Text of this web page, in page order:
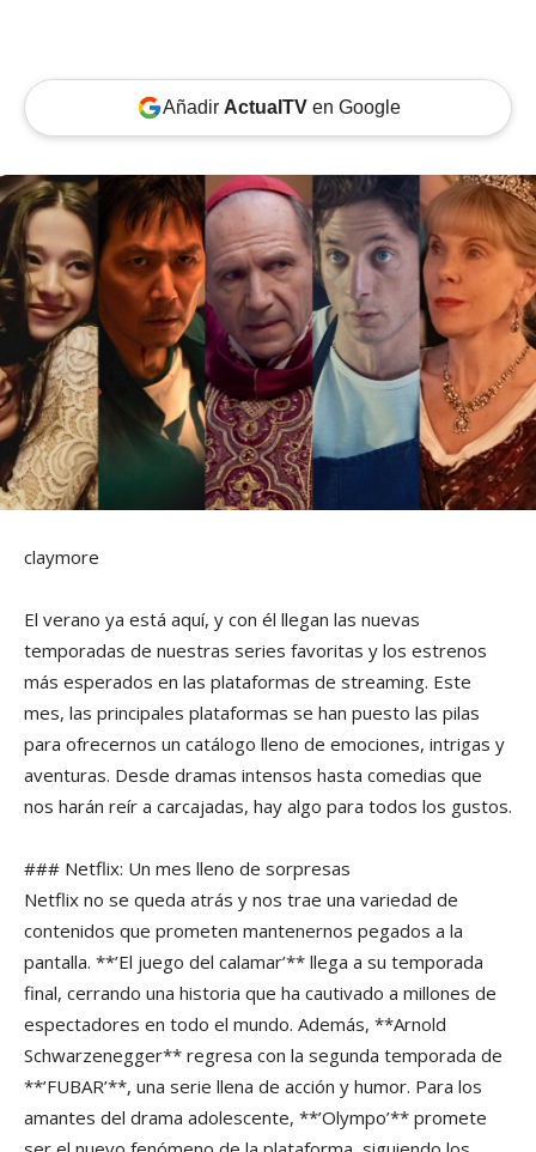
Añadir ActualTVen Google
claymore
El verano ya está aquí, y con él llegan las nuevas
temporadas de nuestras series favoritas y los estrenos
más esperados en las plataformas de streaming. Este
mes, las principales plataformas se han puesto las pilas
para ofrecernos un catálogo lleno de emociones, intrigas y
aventuras. Desde dramas intensos hasta comedias que
nos harán reír a carcajadas, hay algo para todos los gustos.
### Netflix: Un mes lleno de sorpresas
Netflix no se queda atrás y nos trae una variedad de
contenidos que prometen mantenernos pegados a la
pantalla. **’El juego del calamar’** llega a su temporada
final, cerrando una historia que ha cautivado a millones de
espectadores en todo el mundo. Además, **Arnold
Schwarzenegger** regresa con la segunda temporada de
**’FUBAR’**, una serie llena de acción y humor. Para los
amantes del drama adolescente, **’Olympo’** promete